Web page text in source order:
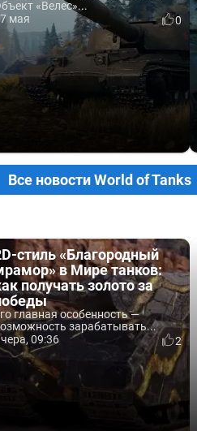
«Велес»...
мая
0
Все новости World of Tanks
стиль «Благородный
в Мире танков:
получать золото за
главная особенность —
зарабатывать...
09:36
2